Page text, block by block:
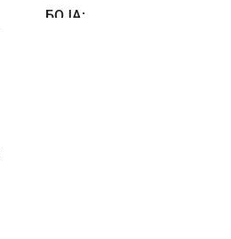
БОЈА